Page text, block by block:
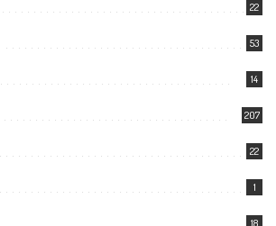
22
53
14
207
22
1
18